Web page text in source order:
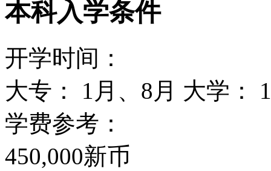
本科入学条件
开学时间：
大专： 1月、8月 大学：
学费参考：
450,000新币